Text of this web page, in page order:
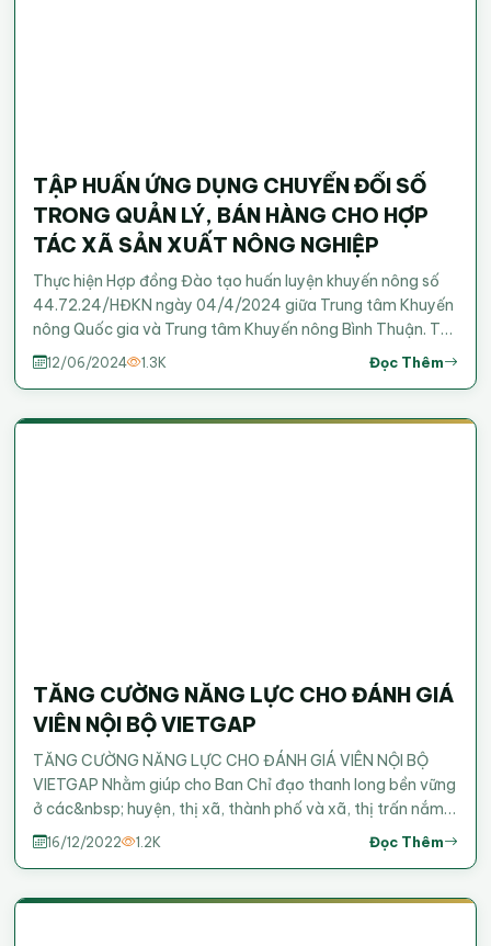
TẬP HUẤN ỨNG DỤNG CHUYỂN ĐỔI SỐ
TRONG QUẢN LÝ, BÁN HÀNG CHO HỢP
TÁC XÃ SẢN XUẤT NÔNG NGHIỆP
Thực hiện Hợp đồng Đào tạo huấn luyện khuyến nông số
44.72.24/HĐKN ngày 04/4/2024 giữa Trung tâm Khuyến
nông Quốc gia và Trung tâm Khuyến nông Bình Thuận. Từ
ngày 22 tháng 5 đến 24 tháng 5 năm 2024, tại Khách sạn
Bình Minh, Trung tâm Khuyến nông Bình Thuận đã tổ chức
hàng cho HTX sản xuất nông nghiệp”
12/06/2024 1.3K Đọc Thêm
TĂNG CƯỜNG NĂNG LỰC CHO ĐÁNH GIÁ
VIÊN NỘI BỘ VIETGAP
TĂNG CƯỜNG NĂNG LỰC CHO ĐÁNH GIÁ VIÊN NỘI BỘ
VIETGAP Nhằm giúp cho Ban Chỉ đạo thanh long bền vững
ở các&nbsp; huyện, thị xã, thành phố và xã, thị trấn nắm
rõ các yêu cầu của tiêu chuẩn VietGAP tại Tiêu chuẩn Kỹ
thuật Quốc gia TCVN 11892-1: 2017, và thực hiện tốt công
xuất thanh long theo tiêu chuẩn VietGAP trên địa bàn Tỉnh
16/12/2022 1.2K Đọc Thêm